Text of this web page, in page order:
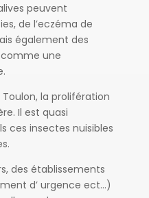
peuvent
de l’eczéma de
également des
comme une
la prolifération
Il est quasi
ces insectes nuisibles
des établissements
d’ urgence ect…)